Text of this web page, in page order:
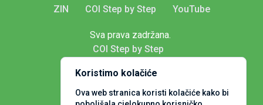
Koristimo kolačiće
Ova web stranica koristi kolačiće kako bi
ZIN COI Step by Step YouTube
Sva prava zadržana.
COI Step by Step